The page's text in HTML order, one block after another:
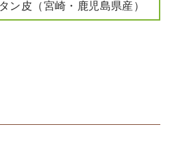
皮（宮崎・鹿児島県産）